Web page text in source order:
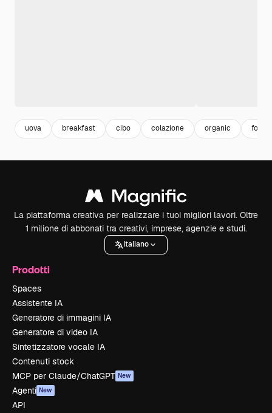
uova breakfast cibo colazione organic food
La piattaforma creativa per realizzare i tuoi migliori lavori. Oltre
1 milione di abbonati tra creativi, imprese, agenzie e studi.
Italiano
Prodotti
Spaces
Assistente IA
Generatore di immagini IA
Generatore di video IA
Sintetizzatore vocale IA
Contenuti stock
MCP per Claude/ChatGPT New
Agenti New
API